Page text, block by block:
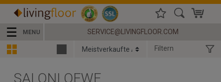
☰ MENU SERVICE@LIVINGFLOOR.COM
Filtern
SALONLOEWE